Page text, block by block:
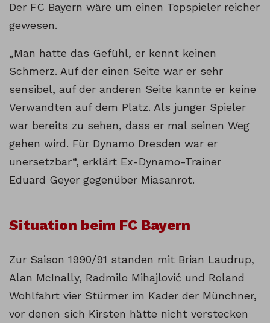
Der FC Bayern wäre um einen Topspieler reicher
gewesen.
„Man hatte das Gefühl, er kennt keinen
Schmerz. Auf der einen Seite war er sehr
sensibel, auf der anderen Seite kannte er keine
Verwandten auf dem Platz. Als junger Spieler
war bereits zu sehen, dass er mal seinen Weg
gehen wird. Für Dynamo Dresden war er
unersetzbar“, erklärt Ex-Dynamo-Trainer
Eduard Geyer gegenüber Miasanrot.
Situation beim FC Bayern
Zur Saison 1990/91 standen mit Brian Laudrup,
Alan McInally, Radmilo Mihajlović und Roland
Wohlfahrt vier Stürmer im Kader der Münchner,
vor denen sich Kirsten hätte nicht verstecken